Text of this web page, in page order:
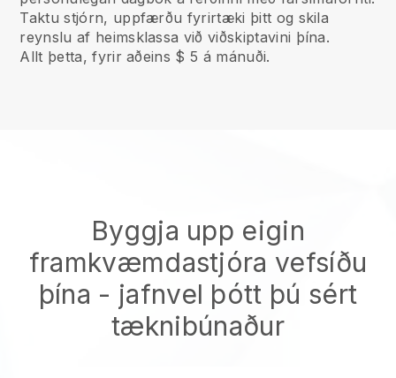
Taktu stjórn, uppfærðu fyrirtæki þitt og skila
reynslu af heimsklassa við viðskiptavini þína.
Allt þetta, fyrir aðeins $ 5 á mánuði.
Byggja upp eigin
framkvæmdastjóra vefsíðu
þína - jafnvel þótt þú sért
tæknibúnaður